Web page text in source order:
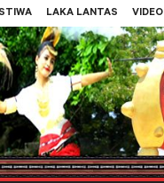
LAKA LANTAS VIDEO